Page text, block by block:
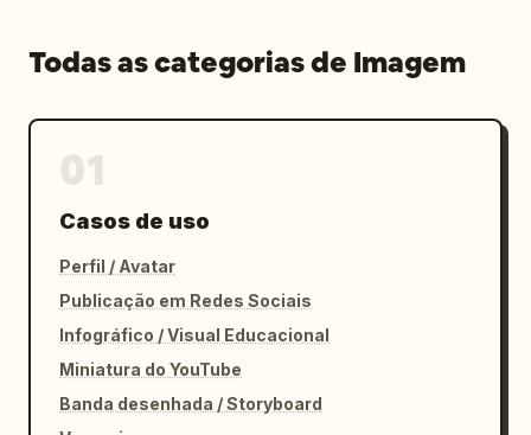
Todas as categorias de Imagem
Casos de uso
Perfil / Avatar
Publicação em Redes Sociais
Infográfico / Visual Educacional
Miniatura do YouTube
Banda desenhada / Storyboard